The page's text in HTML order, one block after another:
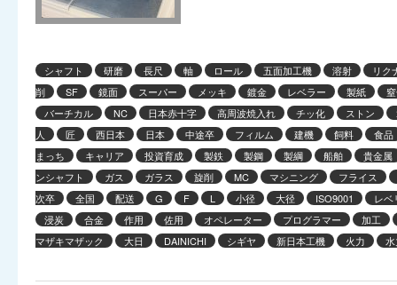
シャフト 研磨 長尺 軸 ロール 五面加工機 溶射
リク
削
SF 鏡面 スーパー メッキ 鍍金 レベラー 製紙
バーチカル
NC 日本赤十字 高周波焼入れ チッ化 ストン
人
匠 西日本 日本 中途卒 フィルム 建機 飼料
食品
まっち
キャリア 投資育成 製鉄 製鋼 製綱 船舶
貴金属
ンシャフト
ガス ガラス 旋削 MC マシニング
フライス
次卒
全国 配送 G F L 小径 大径 ISO9001
レベ
浸炭
合金 作用 佐用 オペレーター プログラマー
加工
マザキマザック
大日 DAINICHI シギヤ 新日本工機 火力